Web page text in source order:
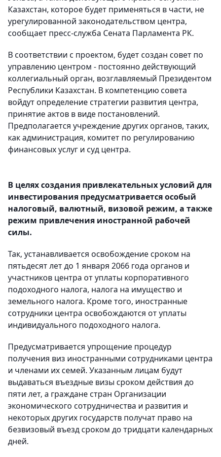
Казахстан, которое будет применяться в части, не
урегулированной законодательством центра,
сообщает пресс-служба Сената Парламента РК.
В соответствии с проектом, будет создан совет по
управлению центром - постоянно действующий
коллегиальный орган, возглавляемый Президентом
Республики Казахстан. В компетенцию совета
войдут определение стратегии развития центра,
принятие актов в виде постановлений.
Предполагается учреждение других органов, таких,
как администрация, комитет по регулированию
финансовых услуг и суд центра.
В целях создания привлекательных условий для
инвестирования предусматривается особый
налоговый, валютный, визовой режим, а также
режим привлечения иностранной рабочей
силы.
Так, устанавливается освобождение сроком на
пятьдесят лет до 1 января 2066 года органов и
участников центра от уплаты корпоративного
подоходного налога, налога на имущество и
земельного налога. Кроме того, иностранные
сотрудники центра освобождаются от уплаты
индивидуального подоходного налога.
Предусматривается упрощение процедур
получения виз иностранными сотрудниками центра
и членами их семей. Указанным лицам будут
выдаваться въездные визы сроком действия до
пяти лет, а граждане стран Организации
экономического сотрудничества и развития и
некоторых других государств получат право на
безвизовый въезд сроком до тридцати календарных
дней.